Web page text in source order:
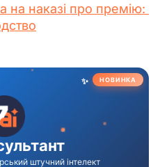
на наказі про премію: